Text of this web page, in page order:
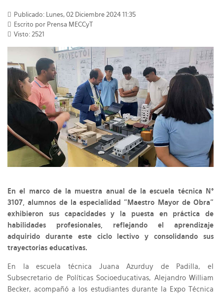
Publicado: Lunes, 02 Diciembre 2024 11:35
Escrito por Prensa MECCyT
Visto: 2521
En el marco de la muestra anual de la escuela técnica N°
3107, alumnos de la especialidad "Maestro Mayor de Obra"
exhibieron sus capacidades y la puesta en práctica de
habilidades profesionales, reflejando el aprendizaje
adquirido durante este ciclo lectivo y consolidando sus
trayectorias educativas.
En la escuela técnica Juana Azurduy de Padilla, el
Subsecretario de Políticas Socioeducativas, Alejandro William
Becker, acompañó a los estudiantes durante la Expo Técnica